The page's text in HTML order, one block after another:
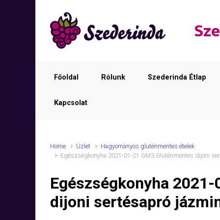
Főoldal Rólunk Szederinda Étlap
Kapcsolat
Home Üzlet
Hagyományos gluténmentes ételek
Egészségkonyha 2021-01-21 GM3 Gluténmentes dijoni
Egészségkonyha
dijoni sertésapró